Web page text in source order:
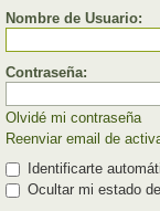
Nombre de Usuario:
Contraseña:
Olvidé mi contraseña
Reenviar email de
Identificarte
Ocultar mi estado